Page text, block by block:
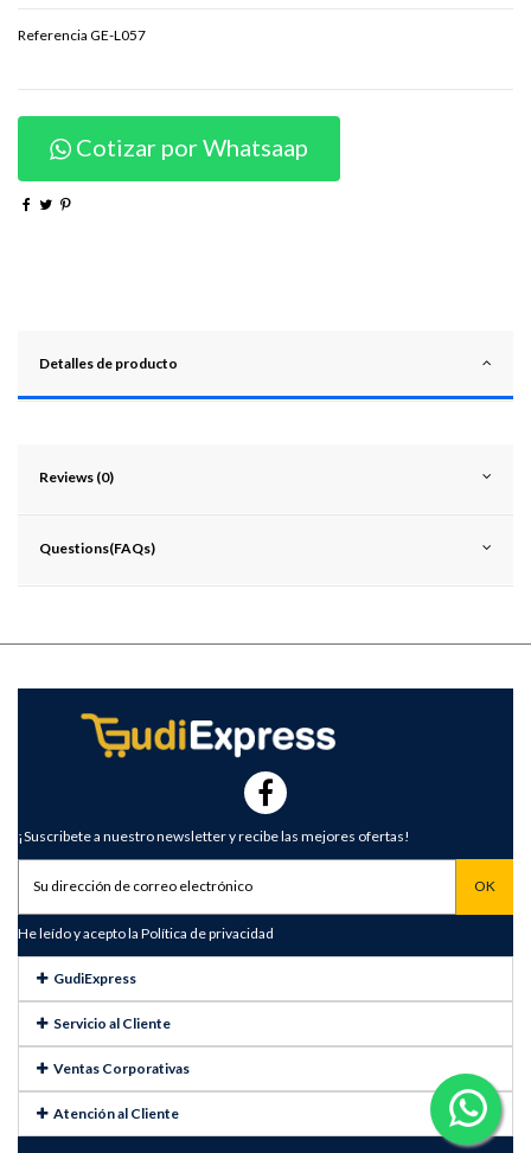
Referencia GE-L057
Cotizar por Whatsaap
Detalles de producto
Reviews (0)
Questions(FAQs)
¡Suscribete a nuestro newsletter y recibe las mejores ofertas!
He leído y acepto la Política de privacidad
GudiExpress
Servicio al Cliente
Ventas Corporativas
Atención al Cliente